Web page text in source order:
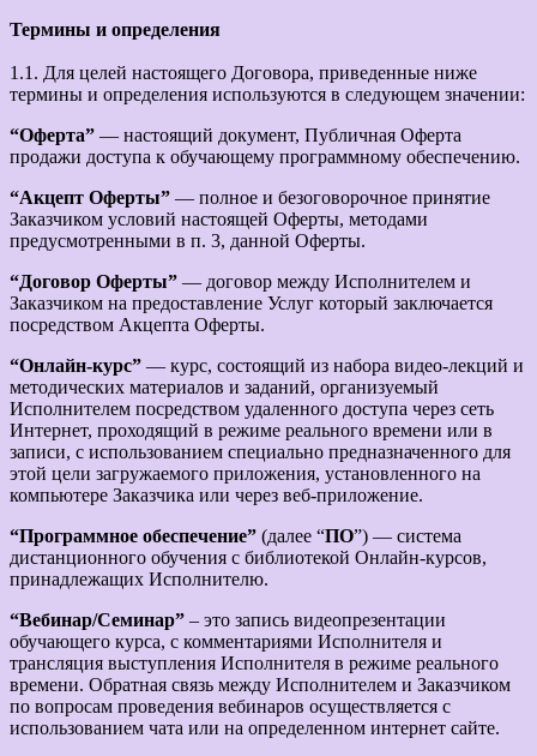
Термины и определения
1.1. Для целей настоящего Договора, приведенные ниже
термины и определения используются в следующем значении:
“Оферта” — настоящий документ, Публичная Оферта
продажи доступа к обучающему программному обеспечению.
“Акцепт Оферты” — полное и безоговорочное принятие
Заказчиком условий настоящей Оферты, методами
предусмотренными в п. 3, данной Оферты.
“Договор Оферты” — договор между Исполнителем и
Заказчиком на предоставление Услуг который заключается
посредством Акцепта Оферты.
“Онлайн-курс” — курс, состоящий из набора видео-лекций и
методических материалов и заданий, организуемый
Исполнителем посредством удаленного доступа через сеть
Интернет, проходящий в режиме реального времени или в
записи, с использованием специально предназначенного для
этой цели загружаемого приложения, установленного на
компьютере Заказчика или через веб-приложение.
“Программное обеспечение” (далее “ПО”) — система
дистанционного обучения с библиотекой Онлайн-курсов,
принадлежащих Исполнителю.
“Вебинар/Семинар” – это запись видеопрезентации
обучающего курса, с комментариями Исполнителя и
трансляция выступления Исполнителя в режиме реального
времени. Обратная связь между Исполнителем и Заказчиком
по вопросам проведения вебинаров осуществляется с
использованием чата или на определенном интернет сайте.